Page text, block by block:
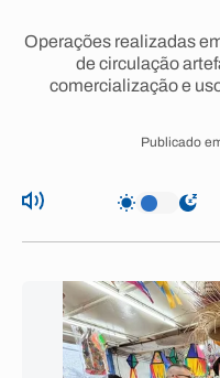
Operações realizadas
de circulação
comercialização e
Publicado